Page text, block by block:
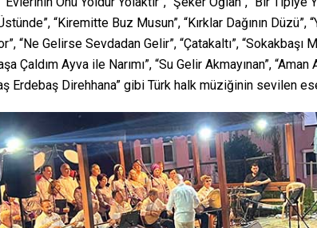
“Kiremitte Buz Musun”, “Kırklar Dağının Düzü”,
“Ne Gelirse Sevdadan Gelir”, “Çatakaltı”, “Sokakbaşı
Çaldım Ayva ile Narımı”, “Su Gelir Akmayınan”, “Aman
Erdebaş Direhhana” gibi Türk halk müziğinin sevilen